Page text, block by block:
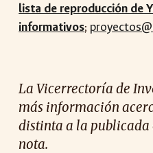
lista de reproducción de
informativos;
La Vicerrectoría de
más información
distinta a la publicada
nota.